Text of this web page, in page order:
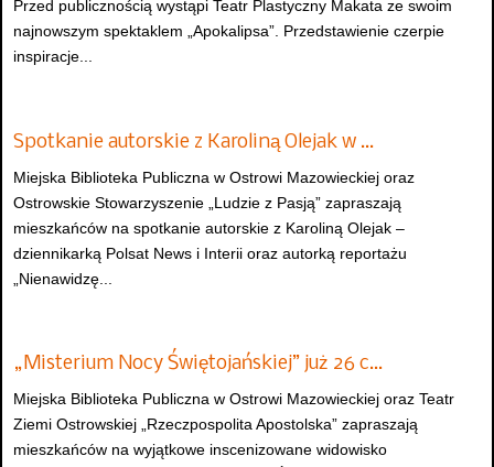
Przed publicznością wystąpi Teatr Plastyczny Makata ze swoim
najnowszym spektaklem „Apokalipsa”. Przedstawienie czerpie
inspiracje...
Spotkanie autorskie z Karoliną Olejak w …
Miejska Biblioteka Publiczna w Ostrowi Mazowieckiej oraz
Ostrowskie Stowarzyszenie „Ludzie z Pasją” zapraszają
mieszkańców na spotkanie autorskie z Karoliną Olejak –
dziennikarką Polsat News i Interii oraz autorką reportażu
„Nienawidzę...
„Misterium Nocy Świętojańskiej” już 26 c…
Miejska Biblioteka Publiczna w Ostrowi Mazowieckiej oraz Teatr
Ziemi Ostrowskiej „Rzeczpospolita Apostolska” zapraszają
mieszkańców na wyjątkowe inscenizowane widowisko